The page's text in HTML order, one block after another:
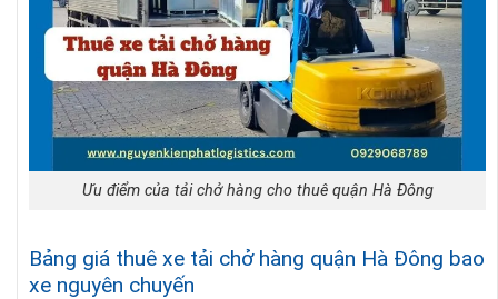
Ưu điểm của tải chở hàng cho thuê quận Hà Đông
Bảng giá thuê xe tải chở hàng quận Hà Đông bao
xe nguyên chuyến